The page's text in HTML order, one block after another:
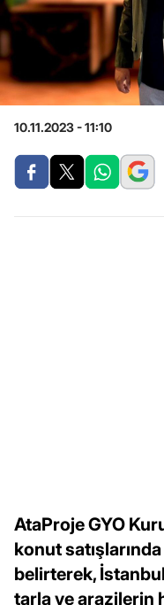
10.11.2023 - 11:10
AtaProje GYO
konut
belirterek,
tarla ve arazilerin